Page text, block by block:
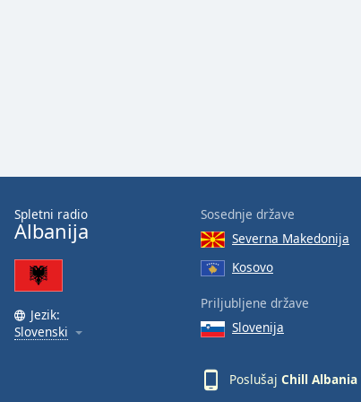
modal
Beginning
dialog
Escape
will
Spletni radio
Albanija
Jezik:
Slovenski
Sosednje države
Severna Makedonija
Kosovo
Priljubljene države
Slovenija
Poslušaj Chill Albania